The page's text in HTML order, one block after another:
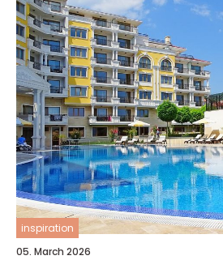
inspiration
05. March 2026